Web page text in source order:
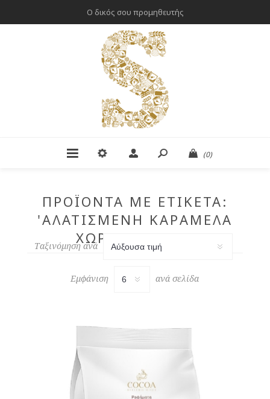
Ο δικός σου προμηθευτής
(0)
ΠΡΟΪΌΝΤΑ ΜΕ ΕΤΙΚΈΤΑ:
'ΑΛΑΤΙΣΜΈΝΗ ΚΑΡΑΜΈΛΑ
ΧΩΡΊΣ ΖΆΧΑΡΗ'
Ταξινόμηση ανά
Εμφάνιση ανά σελίδα